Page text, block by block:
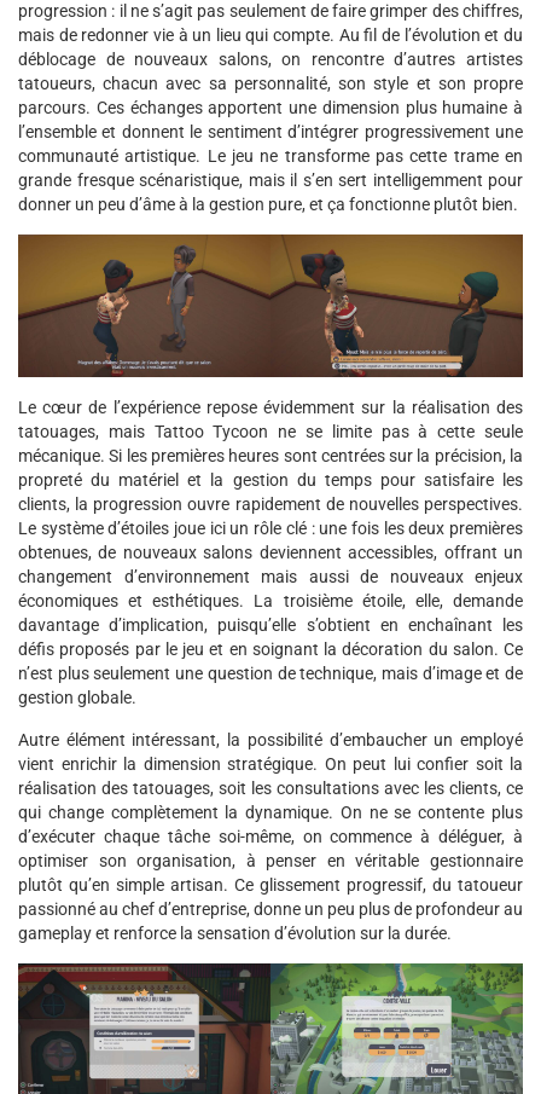
progression : il ne s’agit pas seulement de faire grimper des chiffres,
mais de redonner vie à un lieu qui compte. Au fil de l’évolution et du
déblocage de nouveaux salons, on rencontre d’autres artistes
tatoueurs, chacun avec sa personnalité, son style et son propre
parcours. Ces échanges apportent une dimension plus humaine à
l’ensemble et donnent le sentiment d’intégrer progressivement une
communauté artistique. Le jeu ne transforme pas cette trame en
grande fresque scénaristique, mais il s’en sert intelligemment pour
donner un peu d’âme à la gestion pure, et ça fonctionne plutôt bien.
Le cœur de l’expérience repose évidemment sur la réalisation des
tatouages, mais Tattoo Tycoon ne se limite pas à cette seule
mécanique. Si les premières heures sont centrées sur la précision, la
propreté du matériel et la gestion du temps pour satisfaire les
clients, la progression ouvre rapidement de nouvelles perspectives.
Le système d’étoiles joue ici un rôle clé : une fois les deux premières
obtenues, de nouveaux salons deviennent accessibles, offrant un
changement d’environnement mais aussi de nouveaux enjeux
économiques et esthétiques. La troisième étoile, elle, demande
davantage d’implication, puisqu’elle s’obtient en enchaînant les
défis proposés par le jeu et en soignant la décoration du salon. Ce
n’est plus seulement une question de technique, mais d’image et de
gestion globale.
Autre élément intéressant, la possibilité d’embaucher un employé
vient enrichir la dimension stratégique. On peut lui confier soit la
réalisation des tatouages, soit les consultations avec les clients, ce
qui change complètement la dynamique. On ne se contente plus
d’exécuter chaque tâche soi-même, on commence à déléguer, à
optimiser son organisation, à penser en véritable gestionnaire
plutôt qu’en simple artisan. Ce glissement progressif, du tatoueur
passionné au chef d’entreprise, donne un peu plus de profondeur au
gameplay et renforce la sensation d’évolution sur la durée.